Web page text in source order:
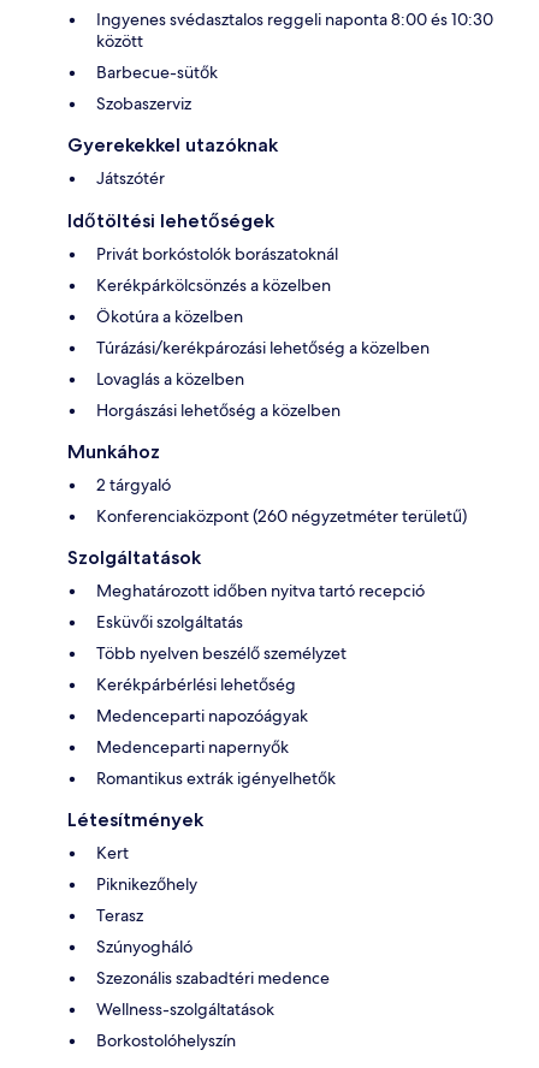
Ingyenes svédasztalos reggeli naponta 8:00 és 10:30
között
Barbecue-sütők
Szobaszerviz
Gyerekekkel utazóknak
Játszótér
Időtöltési lehetőségek
Privát borkóstolók borászatoknál
Kerékpárkölcsönzés a közelben
Ökotúra a közelben
Túrázási/kerékpározási lehetőség a közelben
Lovaglás a közelben
Horgászási lehetőség a közelben
Munkához
2 tárgyaló
Konferenciaközpont (260 négyzetméter területű)
Szolgáltatások
Meghatározott időben nyitva tartó recepció
Esküvői szolgáltatás
Több nyelven beszélő személyzet
Kerékpárbérlési lehetőség
Medenceparti napozóágyak
Medenceparti napernyők
Romantikus extrák igényelhetők
Létesítmények
Kert
Piknikezőhely
Terasz
Szúnyogháló
Szezonális szabadtéri medence
Wellness-szolgáltatások
Borkostolóhelyszín